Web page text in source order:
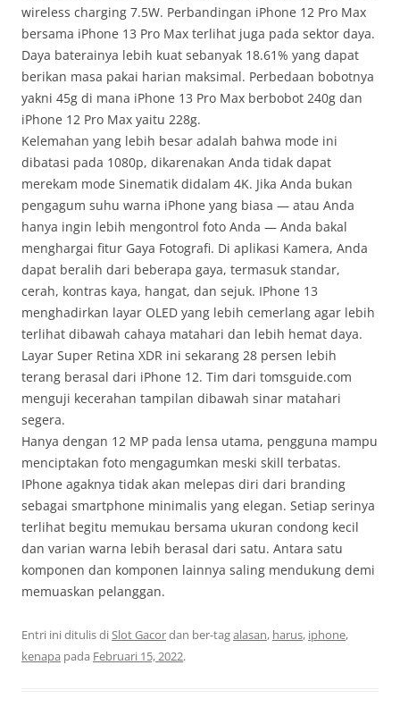
wireless charging 7.5W. Perbandingan iPhone 12 Pro Max
bersama iPhone 13 Pro Max terlihat juga pada sektor daya.
Daya baterainya lebih kuat sebanyak 18.61% yang dapat
berikan masa pakai harian maksimal. Perbedaan bobotnya
yakni 45g di mana iPhone 13 Pro Max berbobot 240g dan
iPhone 12 Pro Max yaitu 228g.
Kelemahan yang lebih besar adalah bahwa mode ini
dibatasi pada 1080p, dikarenakan Anda tidak dapat
merekam mode Sinematik didalam 4K. Jika Anda bukan
pengagum suhu warna iPhone yang biasa — atau Anda
hanya ingin lebih mengontrol foto Anda — Anda bakal
menghargai fitur Gaya Fotografi. Di aplikasi Kamera, Anda
dapat beralih dari beberapa gaya, termasuk standar,
cerah, kontras kaya, hangat, dan sejuk. IPhone 13
menghadirkan layar OLED yang lebih cemerlang agar lebih
terlihat dibawah cahaya matahari dan lebih hemat daya.
Layar Super Retina XDR ini sekarang 28 persen lebih
terang berasal dari iPhone 12. Tim dari tomsguide.com
menguji kecerahan tampilan dibawah sinar matahari
segera.
Hanya dengan 12 MP pada lensa utama, pengguna mampu
menciptakan foto mengagumkan meski skill terbatas.
IPhone agaknya tidak akan melepas diri dari branding
sebagai smartphone minimalis yang elegan. Setiap serinya
terlihat begitu memukau bersama ukuran condong kecil
dan varian warna lebih berasal dari satu. Antara satu
komponen dan komponen lainnya saling mendukung demi
memuaskan pelanggan.
Entri ini ditulis diSlot Gacordan ber-tagalasan, harus, iphone,
kenapa pada Februari 15, 2022.